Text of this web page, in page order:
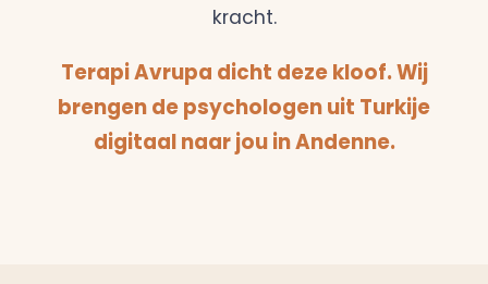
kracht.
Terapi Avrupa dicht deze kloof. Wij
brengen de psychologen uit Turkije
digitaal naar jou in Andenne.